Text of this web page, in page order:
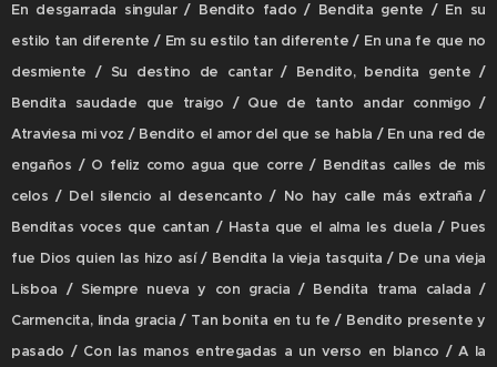
En desgarrada singular / Bendito fado / Bendita gente / En su
estilo tan diferente / Em su estilo tan diferente / En una fe que no
desmiente / Su destino de cantar / Bendito, bendita gente /
Bendita saudade que traigo / Que de tanto andar conmigo /
Atraviesa mi voz / Bendito el amor del que se habla / En una red de
engaños / O feliz como agua que corre / Benditas calles de mis
celos / Del silencio al desencanto / No hay calle más extraña /
Benditas voces que cantan / Hasta que el alma les duela / Pues
fue Dios quien las hizo así / Bendita la vieja tasquita / De una vieja
Lisboa / Siempre nueva y con gracia / Bendita trama calada /
Carmencita, linda gracia / Tan bonita en tu fe / Bendito presente y
pasado / Con las manos entregadas a un verso en blanco / A la